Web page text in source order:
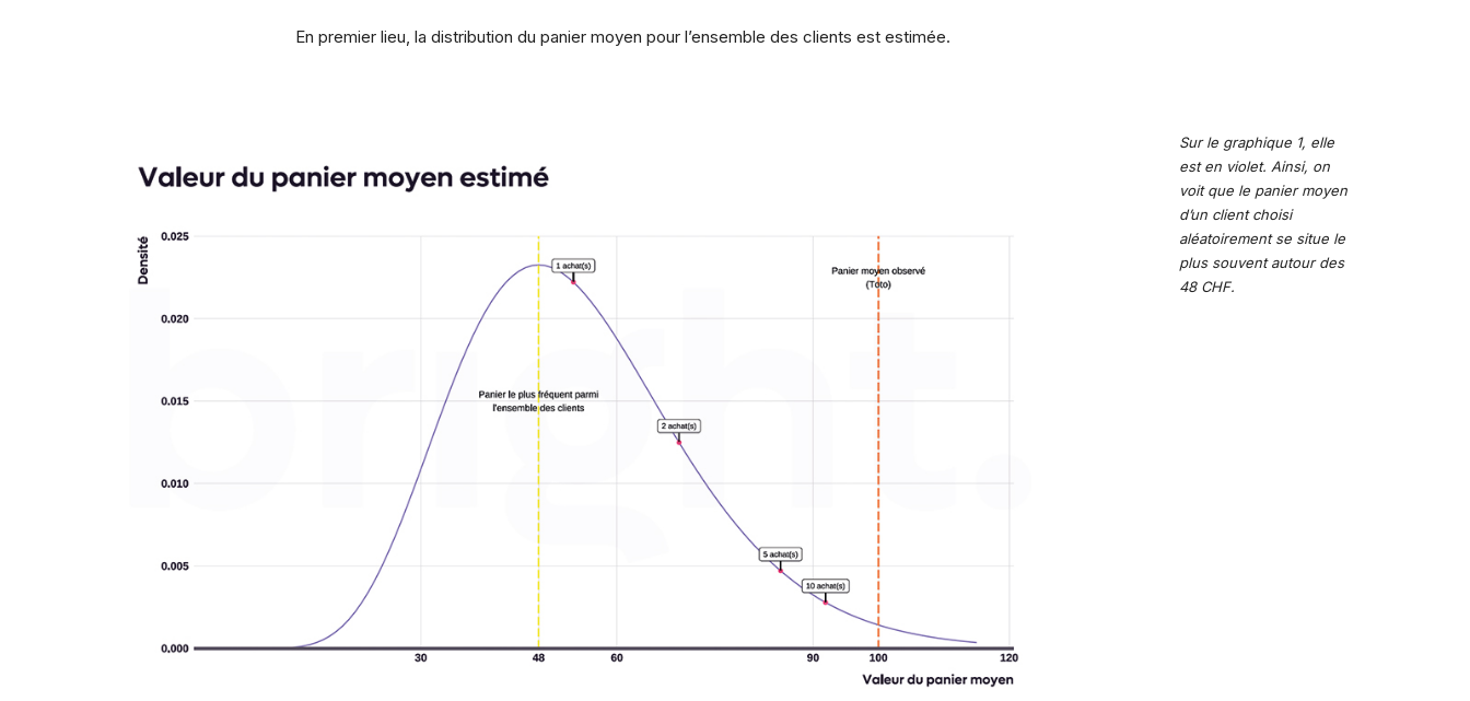
En premier lieu, la distribution du panier moyen pour l’ensemble des clients est estimée.
Sur le graphique 1, elle
est en violet. Ainsi, on
voit que le panier moyen
d’un client choisi
aléatoirement se situe le
plus souvent autour des
48 CHF.